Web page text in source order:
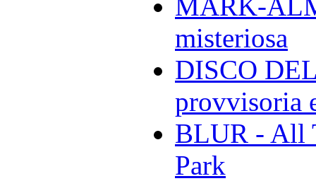
misteriosa
DISCO
provvisoria
BLUR - All
Park